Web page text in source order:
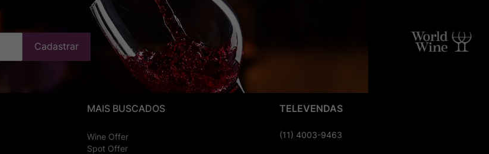
Cadastrar
MAIS BUSCADOS
Wine Offer
Spot Offer
TELEVENDAS
(11) 4003-9463